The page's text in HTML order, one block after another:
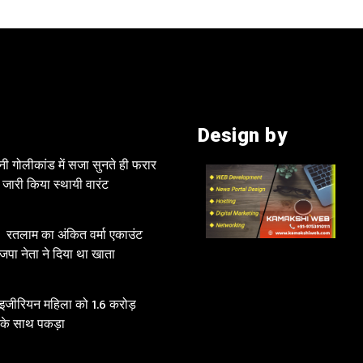
गोलीकांड में सजा सुनते ही फरार
किया स्थायी वारंट
का अंकित वर्मा एकाउंट
नेता ने दिया था खाता
महिला को 1.6 करोड़
साथ पकड़ा
Design by